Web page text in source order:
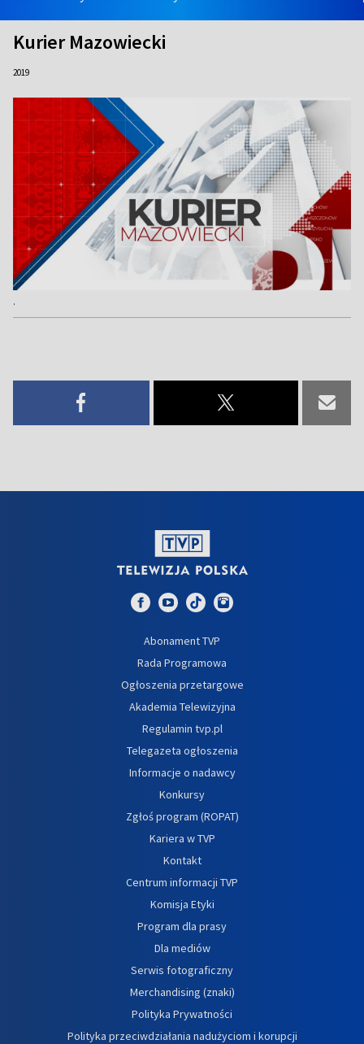
Kurier Mazowiecki
2019
.
Abonament TVP
Rada Programowa
Ogłoszenia przetargowe
Akademia Telewizyjna
Regulamin tvp.pl
Telegazeta ogłoszenia
Informacje o nadawcy
Konkursy
Zgłoś program (ROPAT)
Kariera w TVP
Kontakt
Centrum informacji TVP
Komisja Etyki
Program dla prasy
Dla mediów
Serwis fotograficzny
Merchandising (znaki)
Polityka Prywatności
Polityka przeciwdziałania nadużyciom i korupcji